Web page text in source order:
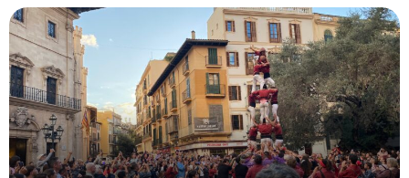
РЕСТОРАНЫ ЯРМАРКИ ВЕЧЕРИНКИ
ДЕТЯМ BB NOTE